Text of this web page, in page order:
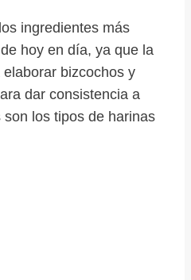
ingredientes más
hoy en día, ya que la
bizcochos y
dar consistencia a
son los tipos de harinas